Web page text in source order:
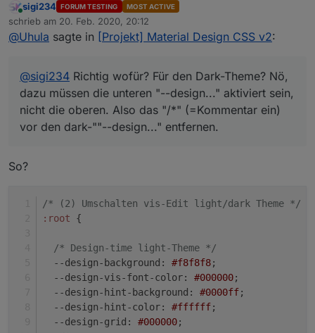
oberen. Also das "/*" (=Kommentar ein) vor den dark-
""--design..." entfernen.
Online
sigi234 FORUM TESTING MOST ACTIVE
schrieb am 20. Feb. 2020, 20:12
zuletzt editiert von
@Uhula sagte in [Projekt] Material Design CSS v2:
@sigi234 Richtig wofür? Für den Dark-Theme? Nö,
dazu müssen die unteren "--design..." aktiviert sein,
nicht die oberen. Also das "/*" (=Kommentar ein)
vor den dark-""--design..." entfernen.
So?
/* (2) Umschalten vis-Edit light/dark Theme */
:root {
/* Design-time light-Theme */
--design-background : #f8f8f8;
--design-vis-font-color: #000000;
--design-hint-background : #0000ff;
--design-hint-color: #ffffff;
--design-grid : #000000;